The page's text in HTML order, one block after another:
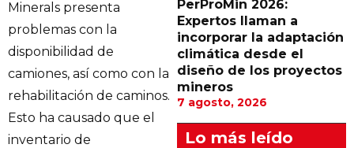
Minerals presenta
problemas con la
disponibilidad de
camiones, así como con la
rehabilitación de caminos.
Esto ha causado que el
inventario de
PerProMin 2026:
Expertos llaman a
incorporar la adaptación
climática desde el
diseño de los proyectos
mineros
7 agosto, 2026
Lo más leído